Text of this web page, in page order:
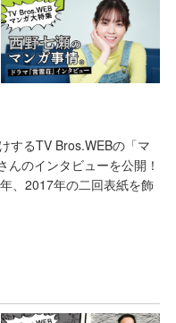
するTV Bros.WEBの「マ
んのインタビューを公開！
、2017年の二回表紙を飾